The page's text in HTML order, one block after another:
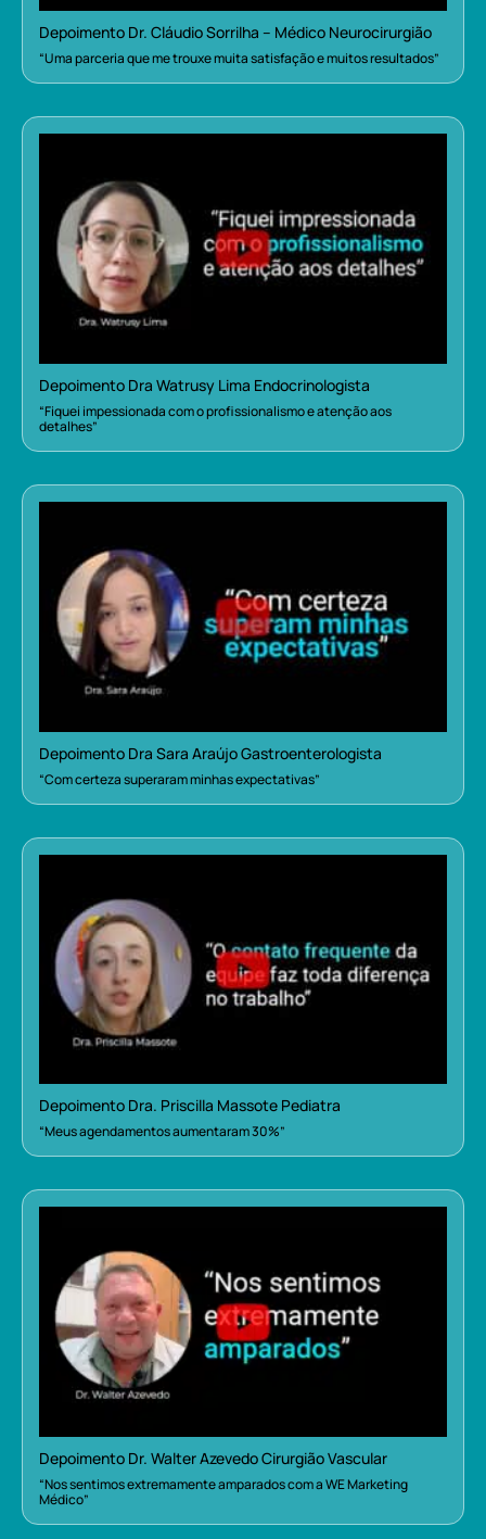
Depoimento Dr. Cláudio Sorrilha – Médico Neurocirurgião
“Uma parceria que me trouxe muita satisfação e muitos resultados”
Depoimento Dra Watrusy Lima Endocrinologista
“Fiquei impessionada com o profissionalismo e atenção aos
detalhes”
Depoimento Dra Sara Araújo Gastroenterologista
“Com certeza superaram minhas expectativas”
Depoimento Dra. Priscilla Massote Pediatra
“Meus agendamentos aumentaram 30%”
Depoimento Dr. Walter Azevedo Cirurgião Vascular
“Nos sentimos extremamente amparados com a WE Marketing
Médico”